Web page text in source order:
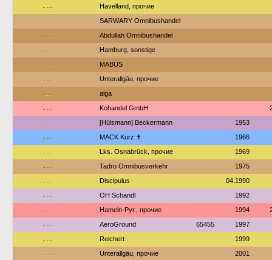
--- Havelland, прочие
--- SARWARY Omnibushandel
--- Abdullah Omnibushandel
--- Hamburg, sonstige
--- MABUS
--- Unterallgäu, прочие
--- alga
--- Kohandel GmbH
--- [Hülsmann] Beckermann 1953
--- MACK Kurz ✝ 1966
--- Lks. Osnabrück, прочие 1969
--- Tadro Omnibusverkehr 1975
--- Discipulus 04.1990
--- OH Schandl 1992
--- Hameln-Pyr., прочие 1994
--- AeroGround 65455 1997
--- Reichert 1999
--- Unterallgäu, прочие 2001